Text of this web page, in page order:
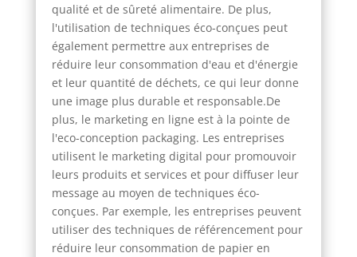
qualité et de sûreté alimentaire. De plus,
l'utilisation de techniques éco-conçues peut
également permettre aux entreprises de
réduire leur consommation d'eau et d'énergie
et leur quantité de déchets, ce qui leur donne
une image plus durable et responsable.De
plus, le marketing en ligne est à la pointe de
l'eco-conception packaging. Les entreprises
utilisent le marketing digital pour promouvoir
leurs produits et services et pour diffuser leur
message au moyen de techniques éco-
conçues. Par exemple, les entreprises peuvent
utiliser des techniques de référencement pour
réduire leur consommation de papier en